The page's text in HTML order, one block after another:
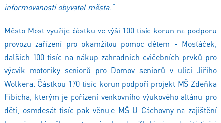
informovanosti obyvatel města.“
Město Most využije částku ve výši 100 tisíc korun na podporu
provozu zařízení pro okamžitou pomoc dětem - Mosťáček,
dalších 100 tisíc na nákup zahradních cvičebních prvků pro
výcvik motoriky seniorů pro Domov seniorů v ulici Jiřího
Wolkera. Částkou 170 tisíc korun podpoří projekt MŠ Zdeňka
Fibicha, kterým je pořízení venkovního výukového altánu pro
děti, osmdesát tisíc pak věnuje MŠ U Cáchovny na zajištění